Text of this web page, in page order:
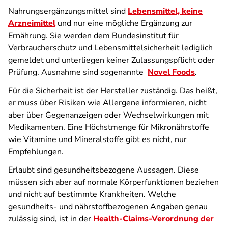
Nahrungsergänzungsmittel sind Lebensmittel, keine
Arzneimittelund nur eine mögliche Ergänzung zur
Ernährung. Sie werden dem Bundesinstitut für
Verbraucherschutz und Lebensmittelsicherheit lediglich
gemeldet und unterliegen keiner Zulassungspflicht oder
Prüfung. Ausnahme sind sogenannte Novel Foods.
Für die Sicherheit ist der Hersteller zuständig. Das heißt,
er muss über Risiken wie Allergene informieren, nicht
aber über Gegenanzeigen oder Wechselwirkungen mit
Medikamenten. Eine Höchstmenge für Mikronährstoffe
wie Vitamine und Mineralstoffe gibt es nicht, nur
Empfehlungen.
Erlaubt sind gesundheitsbezogene Aussagen. Diese
müssen sich aber auf normale Körperfunktionen beziehen
und nicht auf bestimmte Krankheiten. Welche
gesundheits- und nährstoffbezogenen Angaben genau
zulässig sind, ist in der Health-Claims-Verordnung der